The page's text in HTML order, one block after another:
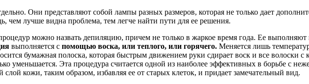
Они представляют собой лампы разных размеров, которая не только дает
чем лучше видна проблема, тем легче найти пути для ее решения.
можно назвать депиляцию, причем не только в жаркое время года. Ее
выполняется с помощью воска, или теплого, или горячего. Меняется лишь
бумажная полоска, которая быстрым движением руки сдирает воск и все волоски
уменьшается. Эта процедура считается одной из наиболее эффективных в борьбе с
слой кожи, таким образом, избавляя ее от старых клеток, и придает замечательный вид.